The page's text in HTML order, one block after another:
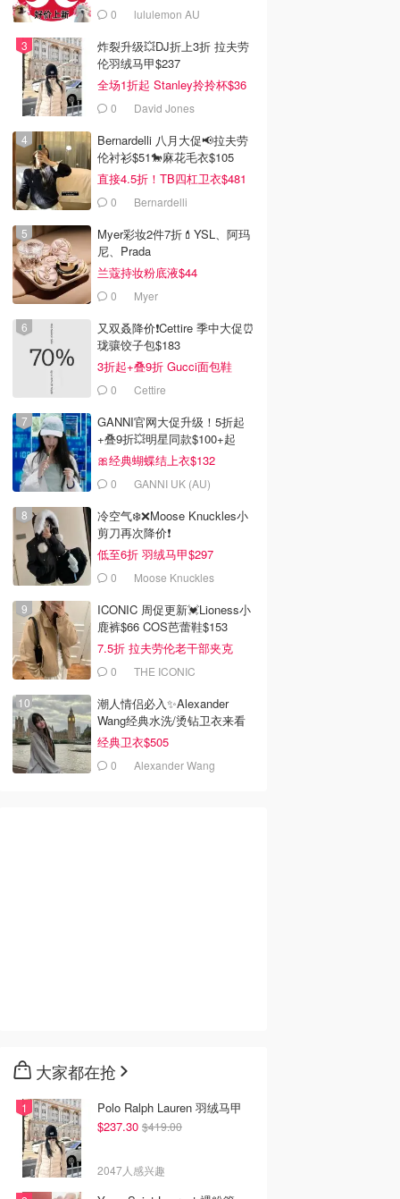
0 lululemon AU
炸裂升级💥DJ折上3折 拉夫劳
伦羽绒马甲$237
全场1折起 Stanley拎拎杯$36
0 David Jones
Bernardelli 八月大促📢拉夫劳
伦衬衫$51🐎麻花毛衣$105
直接4.5折！TB四杠卫衣$481
0 Bernardelli
Myer彩妆2件7折💄YSL、阿玛
尼、Prada
兰蔻持妆粉底液$44
0 Myer
又双叒降价❗️Cettire 季中大促⏰
珑骧饺子包$183
3折起+叠9折 Gucci面包鞋
$9910 Cettire
GANNI官网大促升级！5折起
+叠9折💥明星同款$100+起
🎀经典蝴蝶结上衣$132
0 GANNI UK (AU)
冷空气❄️❌️Moose Knuckles小
剪刀再次降价❗️
低至6折 羽绒马甲$297
0 Moose Knuckles
ICONIC 周促更新💓Lioness小
鹿裤$66 COS芭蕾鞋$153
7.5折 拉夫劳伦老干部夹克
$4190 THE ICONIC
潮人情侣必入✨Alexander
Wang经典水洗/烫钻卫衣来看
经典卫衣$505
0 Alexander Wang
大家都在抢
Polo Ralph Lauren 羽绒马甲
$237.30 $419.00
2047人感兴趣